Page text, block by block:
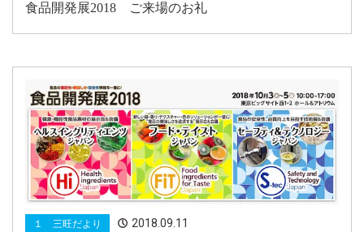
食品開発展2018 ご来場のお礼
１ 三旺だより 2018.09.11